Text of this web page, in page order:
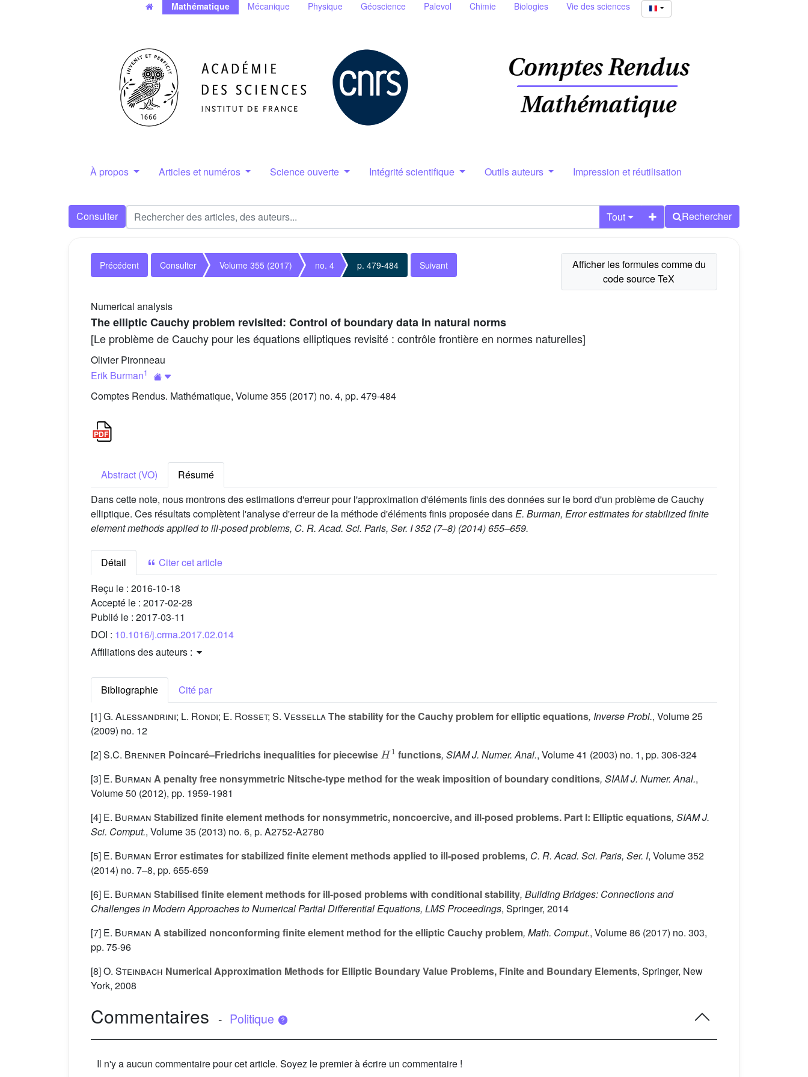
Mathématique Mécanique Physique Géoscience Palevol Chimie Biologies Vie des sciences
À propos Articles et numéros Science ouverte Intégrité scientifique Outils auteurs Impression et réutilisation
Consulter Tout Rechercher
Précédent Consulter Volume 355 (2017) no. 4 p. 479-484 Suivant
Numerical analysis
The elliptic Cauchy problem revisited: Control of boundary data in natural norms
[Le problème de Cauchy pour les équations elliptiques revisité : contrôle frontière en normes naturelles]
Olivier Pironneau
Erik Burman1
Comptes Rendus. Mathématique, Volume 355 (2017) no. 4, pp. 479-484
Abstract (VO)
Résumé
Dans cette note, nous montrons des estimations d'erreur pour l'approximation d'éléments finis des données sur le bord d'un problème de Cauchy
elliptique. Ces résultats complètent l'analyse d'erreur de la méthode d'éléments finis proposée dansE. Burman, Error estimates for stabilized finite
element methods applied to ill-posed problems, C. R. Acad. Sci. Paris, Ser. I 352 (7–8) (2014) 655–659.
Détail
Citer cet article
Reçu le : 2016-10-18
Accepté le : 2017-02-28
Publié le : 2017-03-11
DOI : 10.1016/j.crma.2017.02.014
Affiliations des auteurs :
Bibliographie
Cité par
[1]G. Alessandrini; L. Rondi; E. Rosset; S. VessellaThe stability for the Cauchy problem for elliptic equations, Inverse Probl., Volume 25
(2009) no. 12
[2]S.C. Brenner Poincaré–Friedrichs inequalities for piecewise
1
functions, SIAM J. Numer. Anal., Volume 41 (2003) no. 1, pp. 306-324
[3] E. Burman A penalty free nonsymmetric Nitsche-type method for the weak imposition of boundary conditions, SIAM J. Numer. Anal.,
Volume 50 (2012), pp. 1959-1981
[4] E. Burman Stabilized finite element methods for nonsymmetric, noncoercive, and ill-posed problems. Part I: Elliptic equations, SIAM J.
Sci. Comput., Volume 35 (2013) no. 6, p. A2752-A2780
[5] E. Burman Error estimates for stabilized finite element methods applied to ill-posed problems, C. R. Acad. Sci. Paris, Ser. I, Volume 352
(2014) no. 7–8, pp. 655-659
[6] E. Burman Stabilised finite element methods for ill-posed problems with conditional stability, Building Bridges: Connections and
Challenges in Modern Approaches to Numerical Partial Differential Equations, LMS Proceedings, Springer, 2014
[7] E. Burman A stabilized nonconforming finite element method for the elliptic Cauchy problem, Math. Comput., Volume 86 (2017) no. 303,
pp. 75-96
[8]O. Steinbach Numerical Approximation Methods for Elliptic Boundary Value Problems, Finite and Boundary Elements, Springer, New
York, 2008
Commentaires - Politique
Il n'y a aucun commentaire pour cet article. Soyez le premier à écrire un commentaire !